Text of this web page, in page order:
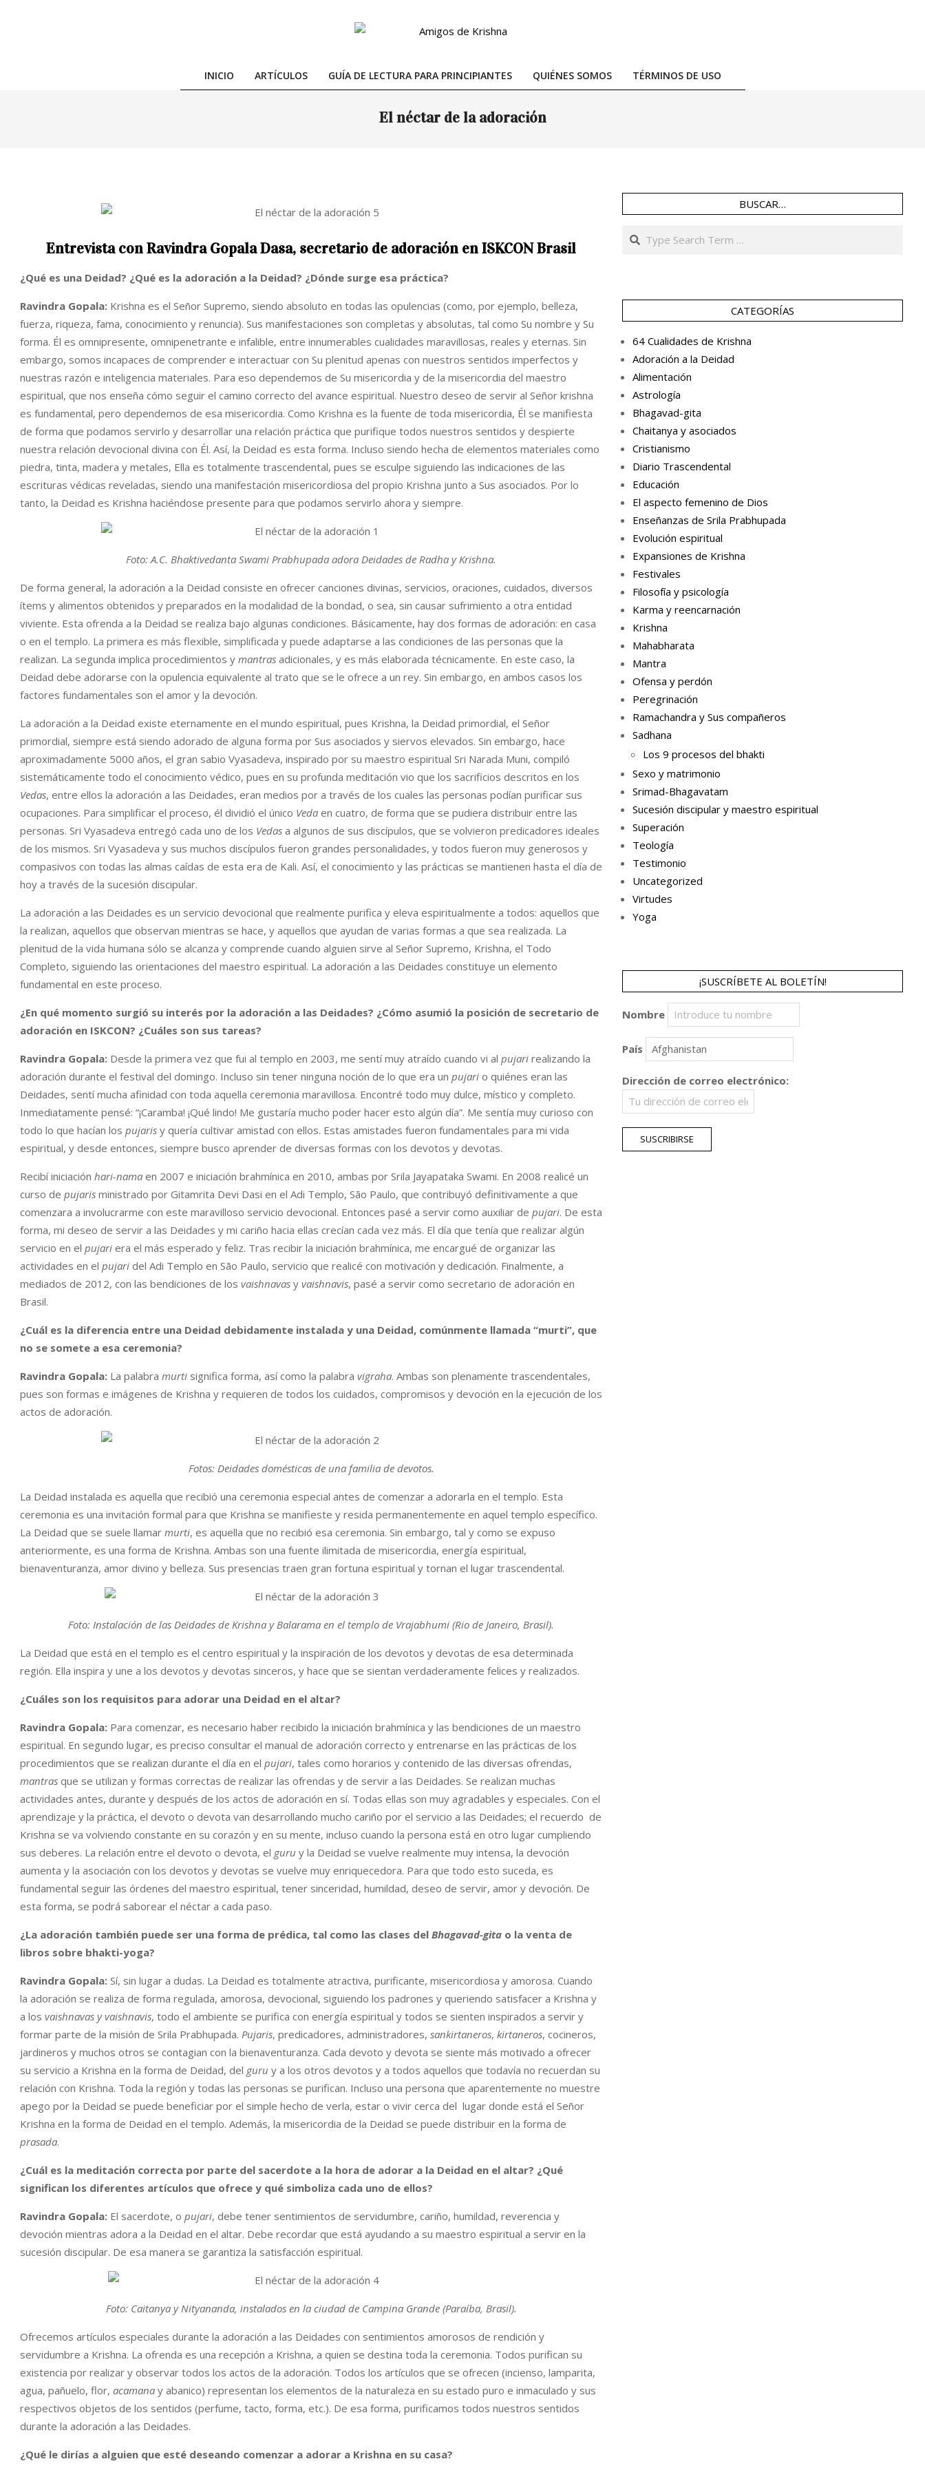
Primary
Menu
INICIO ARTÍCULOS GUÍA DE LECTURA PARA PRINCIPIANTES QUIÉNES SOMOS TÉRMINOS DE USO
El néctar de la adoración
Entrevista con Ravindra Gopala Dasa, secretario de adoración en ISKCON Brasil
¿Qué es una Deidad? ¿Qué es la adoración a la Deidad? ¿Dónde surge esa práctica?
Ravindra Gopala: Krishna es el Señor Supremo, siendo absoluto en todas las opulencias (como, por ejemplo, belleza,
fuerza, riqueza, fama, conocimiento y renuncia). Sus manifestaciones son completas y absolutas, tal como Su nombre y Su
forma. Él es omnipresente, omnipenetrante e infalible, entre innumerables cualidades maravillosas, reales y eternas. Sin
embargo, somos incapaces de comprender e interactuar con Su plenitud apenas con nuestros sentidos imperfectos y
nuestras razón e inteligencia materiales. Para eso dependemos de Su misericordia y de la misericordia del maestro
espiritual, que nos enseña cómo seguir el camino correcto del avance espiritual. Nuestro deseo de servir al Señor krishna
es fundamental, pero dependemos de esa misericordia. Como Krishna es la fuente de toda misericordia, Él se manifiesta
de forma que podamos servirlo y desarrollar una relación práctica que purifique todos nuestros sentidos y despierte
nuestra relación devocional divina con Él. Así, la Deidad es esta forma. Incluso siendo hecha de elementos materiales como
piedra, tinta, madera y metales, Ella es totalmente trascendental, pues se esculpe siguiendo las indicaciones de las
escrituras védicas reveladas, siendo una manifestación misericordiosa del propio Krishna junto a Sus asociados. Por lo
tanto, la Deidad es Krishna haciéndose presente para que podamos servirlo ahora y siempre.
Foto: A.C. Bhaktivedanta Swami Prabhupada adora Deidades de Radha y Krishna.
De forma general, la adoración a la Deidad consiste en ofrecer canciones divinas, servicios, oraciones, cuidados, diversos
ítems y alimentos obtenidos y preparados en la modalidad de la bondad, o sea, sin causar sufrimiento a otra entidad
viviente. Esta ofrenda a la Deidad se realiza bajo algunas condiciones. Básicamente, hay dos formas de adoración: en casa
o en el templo. La primera es más flexible, simplificada y puede adaptarse a las condiciones de las personas que la
realizan. La segunda implica procedimientos y mantras adicionales, y es más elaborada técnicamente. En este caso, la
Deidad debe adorarse con la opulencia equivalente al trato que se le ofrece a un rey. Sin embargo, en ambos casos los
factores fundamentales son el amor y la devoción.
La adoración a la Deidad existe eternamente en el mundo espiritual, pues Krishna, la Deidad primordial, el Señor
primordial, siempre está siendo adorado de alguna forma por Sus asociados y siervos elevados. Sin embargo, hace
aproximadamente 5000 años, el gran sabio Vyasadeva, inspirado por su maestro espiritual Sri Narada Muni, compiló
sistemáticamente todo el conocimiento védico, pues en su profunda meditación vio que los sacrificios descritos en los
Vedas, entre ellos la adoración a las Deidades, eran medios por a través de los cuales las personas podían purificar sus
ocupaciones. Para simplificar el proceso, él dividió el único Veda en cuatro, de forma que se pudiera distribuir entre las
personas. Sri Vyasadeva entregó cada uno de los Vedas a algunos de sus discípulos, que se volvieron predicadores ideales
de los mismos. Sri Vyasadeva y sus muchos discípulos fueron grandes personalidades, y todos fueron muy generosos y
compasivos con todas las almas caídas de esta era de Kali. Así, el conocimiento y las prácticas se mantienen hasta el día de
hoy a través de la sucesión discipular.
La adoración a las Deidades es un servicio devocional que realmente purifica y eleva espiritualmente a todos: aquellos que
la realizan, aquellos que observan mientras se hace, y aquellos que ayudan de varias formas a que sea realizada. La
plenitud de la vida humana sólo se alcanza y comprende cuando alguien sirve al Señor Supremo, Krishna, el Todo
Completo, siguiendo las orientaciones del maestro espiritual. La adoración a las Deidades constituye un elemento
fundamental en este proceso.
¿En qué momento surgió su interés por la adoración a las Deidades? ¿Cómo asumió la posición de secretario de
adoración en ISKCON? ¿Cuáles son sus tareas?
Ravindra Gopala: Desde la primera vez que fui al templo en 2003, me sentí muy atraído cuando vi al pujari realizando la
adoración durante el festival del domingo. Incluso sin tener ninguna noción de lo que era un pujari o quiénes eran las
Deidades, sentí mucha afinidad con toda aquella ceremonia maravillosa. Encontré todo muy dulce, místico y completo.
Inmediatamente pensé: “¡Caramba! ¡Qué lindo! Me gustaría mucho poder hacer esto algún día”. Me sentía muy curioso con
todo lo que hacían los pujaris y quería cultivar amistad con ellos. Estas amistades fueron fundamentales para mi vida
espiritual, y desde entonces, siempre busco aprender de diversas formas con los devotos y devotas.
Recibí iniciación hari-nama en 2007 e iniciación brahmínica en 2010, ambas por Srila Jayapataka Swami. En 2008 realicé un
curso de pujaris ministrado por Gitamrita Devi Dasi en el Adi Templo, São Paulo, que contribuyó definitivamente a que
comenzara a involucrarme con este maravilloso servicio devocional. Entonces pasé a servir como auxiliar de pujari. De esta
forma, mi deseo de servir a las Deidades y mi cariño hacia ellas crecían cada vez más. El día que tenía que realizar algún
servicio en el pujari era el más esperado y feliz. Tras recibir la iniciación brahmínica, me encargué de organizar las
actividades en el pujari del Adi Templo en São Paulo, servicio que realicé con motivación y dedicación. Finalmente, a
mediados de 2012, con las bendiciones de los vaishnavas y vaishnavis, pasé a servir como secretario de adoración en
Brasil.
¿Cuál es la diferencia entre una Deidad debidamente instalada y una Deidad, comúnmente llamada “murti”, que
no se somete a esa ceremonia?
Ravindra Gopala: La palabra murti significa forma, así como la palabra vigraha. Ambas son plenamente trascendentales,
pues son formas e imágenes de Krishna y requieren de todos los cuidados, compromisos y devoción en la ejecución de los
actos de adoración.
Fotos: Deidades domésticas de una familia de devotos.
La Deidad instalada es aquella que recibió una ceremonia especial antes de comenzar a adorarla en el templo. Esta
ceremonia es una invitación formal para que Krishna se manifieste y resida permanentemente en aquel templo específico.
La Deidad que se suele llamar murti, es aquella que no recibió esa ceremonia. Sin embargo, tal y como se expuso
anteriormente, es una forma de Krishna. Ambas son una fuente ilimitada de misericordia, energía espiritual,
bienaventuranza, amor divino y belleza. Sus presencias traen gran fortuna espiritual y tornan el lugar trascendental.
Foto: Instalación de las Deidades de Krishna y Balarama en el templo de Vrajabhumi (Rio de Janeiro, Brasil).
La Deidad que está en el templo es el centro espiritual y la inspiración de los devotos y devotas de esa determinada
región. Ella inspira y une a los devotos y devotas sinceros, y hace que se sientan verdaderamente felices y realizados.
¿Cuáles son los requisitos para adorar una Deidad en el altar?
Ravindra Gopala: Para comenzar, es necesario haber recibido la iniciación brahmínica y las bendiciones de un maestro
espiritual. En segundo lugar, es preciso consultar el manual de adoración correcto y entrenarse en las prácticas de los
procedimientos que se realizan durante el día en el pujari, tales como horarios y contenido de las diversas ofrendas,
mantras que se utilizan y formas correctas de realizar las ofrendas y de servir a las Deidades. Se realizan muchas
actividades antes, durante y después de los actos de adoración en sí. Todas ellas son muy agradables y especiales. Con el
aprendizaje y la práctica, el devoto o devota van desarrollando mucho cariño por el servicio a las Deidades; el recuerdo de
Krishna se va volviendo constante en su corazón y en su mente, incluso cuando la persona está en otro lugar cumpliendo
sus deberes. La relación entre el devoto o devota, el guru y la Deidad se vuelve realmente muy intensa, la devoción
aumenta y la asociación con los devotos y devotas se vuelve muy enriquecedora. Para que todo esto suceda, es
fundamental seguir las órdenes del maestro espiritual, tener sinceridad, humildad, deseo de servir, amor y devoción. De
esta forma, se podrá saborear el néctar a cada paso.
¿La adoración también puede ser una forma de prédica, tal como las clases del Bhagavad-gita o la venta de
libros sobre bhakti-yoga?
Ravindra Gopala: Sí, sin lugar a dudas. La Deidad es totalmente atractiva, purificante, misericordiosa y amorosa. Cuando
la adoración se realiza de forma regulada, amorosa, devocional, siguiendo los padrones y queriendo satisfacer a Krishna y
a los vaishnavas y vaishnavis, todo el ambiente se purifica con energía espiritual y todos se sienten inspirados a servir y
formar parte de la misión de Srila Prabhupada. Pujaris, predicadores, administradores, sankirtaneros, kirtaneros, cocineros,
jardineros y muchos otros se contagian con la bienaventuranza. Cada devoto y devota se siente más motivado a ofrecer
su servicio a Krishna en la forma de Deidad, del guru y a los otros devotos y a todos aquellos que todavía no recuerdan su
relación con Krishna. Toda la región y todas las personas se purifican. Incluso una persona que aparentemente no muestre
apego por la Deidad se puede beneficiar por el simple hecho de verla, estar o vivir cerca del lugar donde está el Señor
Krishna en la forma de Deidad en el templo. Además, la misericordia de la Deidad se puede distribuir en la forma de
prasada.
¿Cuál es la meditación correcta por parte del sacerdote a la hora de adorar a la Deidad en el altar? ¿Qué
significan los diferentes artículos que ofrece y qué simboliza cada uno de ellos?
Ravindra Gopala: El sacerdote, o pujari, debe tener sentimientos de servidumbre, cariño, humildad, reverencia y
devoción mientras adora a la Deidad en el altar. Debe recordar que está ayudando a su maestro espiritual a servir en la
sucesión discipular. De esa manera se garantiza la satisfacción espiritual.
Foto: Caitanya y Nityananda, instalados en la ciudad de Campina Grande (Paraíba, Brasil).
Ofrecemos artículos especiales durante la adoración a las Deidades con sentimientos amorosos de rendición y
servidumbre a Krishna. La ofrenda es una recepción a Krishna, a quien se destina toda la ceremonia. Todos purifican su
existencia por realizar y observar todos los actos de la adoración. Todos los artículos que se ofrecen (incienso, lamparita,
agua, pañuelo, flor, acamana y abanico) representan los elementos de la naturaleza en su estado puro e inmaculado y sus
respectivos objetos de los sentidos (perfume, tacto, forma, etc.). De esa forma, purificamos todos nuestros sentidos
durante la adoración a las Deidades.
¿Qué le dirías a alguien que esté deseando comenzar a adorar a Krishna en su casa?
BUSCAR…
Search
CATEGORÍAS
64 Cualidades de Krishna
Adoración a la Deidad
Alimentación
Astrología
Bhagavad-gita
Chaitanya y asociados
Cristianismo
Diario Trascendental
Educación
El aspecto femenino de Dios
Enseñanzas de Srila Prabhupada
Evolución espiritual
Expansiones de Krishna
Festivales
Filosofía y psicología
Karma y reencarnación
Krishna
Mahabharata
Mantra
Ofensa y perdón
Peregrinación
Ramachandra y Sus compañeros
Sadhana
Los 9 procesos del bhakti
Sexo y matrimonio
Srimad-Bhagavatam
Sucesión discipular y maestro espiritual
Superación
Teología
Testimonio
Uncategorized
Virtudes
Yoga
¡SUSCRÍBETE AL BOLETÍN!
Nombre
País
Dirección de correo electrónico: